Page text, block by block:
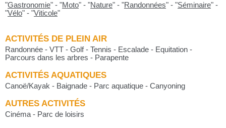
"Gastronomie" - "Moto" - "Nature" - "Randonnées" - "Séminaire" -
"Vélo" - "Viticole"
ACTIVITÉS DE PLEIN AIR
Randonnée - VTT - Golf - Tennis - Escalade - Equitation -
Parcours dans les arbres - Parapente
ACTIVITÉS AQUATIQUES
Canoë/Kayak - Baignade - Parc aquatique - Canyoning
AUTRES ACTIVITÉS
Cinéma - Parc de loisirs